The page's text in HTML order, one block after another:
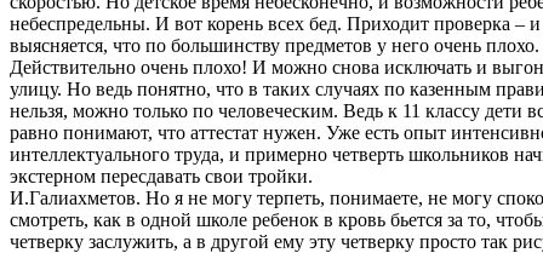
небеспредельны. И вот корень всех бед. Приходит проверка – и
выясняется, что по большинству предметов у него очень плохо.
Действительно очень плохо! И можно снова исключать и
улицу. Но ведь понятно, что в таких случаях по казенным
нельзя, можно только по человеческим. Ведь к 11 классу дети
равно понимают, что аттестат нужен. Уже есть опыт
интеллектуального труда, и примерно четверть школьников
экстерном пересдавать свои тройки.
И.Галиахметов. Но я не могу терпеть, понимаете, не могу
смотреть, как в одной школе ребенок в кровь бьется за то,
четверку заслужить, а в другой ему эту четверку просто так